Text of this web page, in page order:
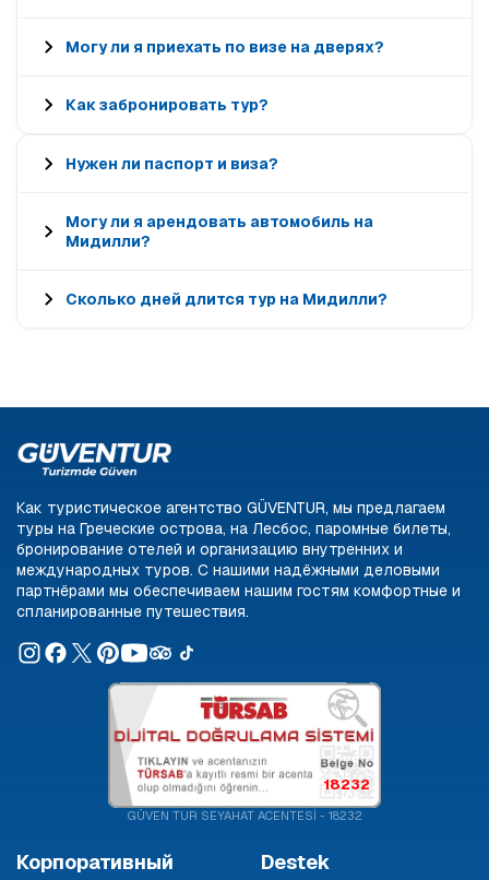
Могу ли я приехать по визе на дверях?
Как забронировать тур?
Нужен ли паспорт и виза?
Могу ли я арендовать автомобиль на
Мидилли?
Сколько дней длится тур на Мидилли?
Как туристическое агентство GÜVENTUR, мы предлагаем
туры на Греческие острова, на Лесбос, паромные билеты,
бронирование отелей и организацию внутренних и
международных туров. С нашими надёжными деловыми
партнёрами мы обеспечиваем нашим гостям комфортные и
спланированные путешествия.
18232
GÜVEN TUR SEYAHAT ACENTESİ - 18232
Корпоративный Destek